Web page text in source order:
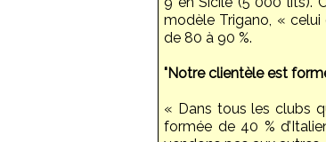
modèle Trigano, «
de 80 à 90 %.
"Notre clientèle est
« Dans tous les clubs
formée de 40 %